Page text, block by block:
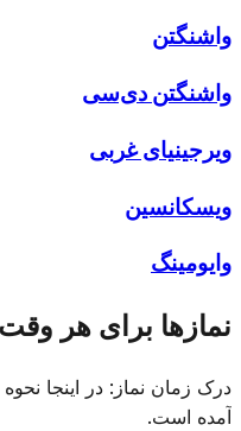
واشنگتن
واشنگتن دی‌سی
ویرجینیای غربی
ویسکانسین
وایومینگ
نمازها برای هر وقت
درک زمان نماز: در اینجا نحوه
آمده است.